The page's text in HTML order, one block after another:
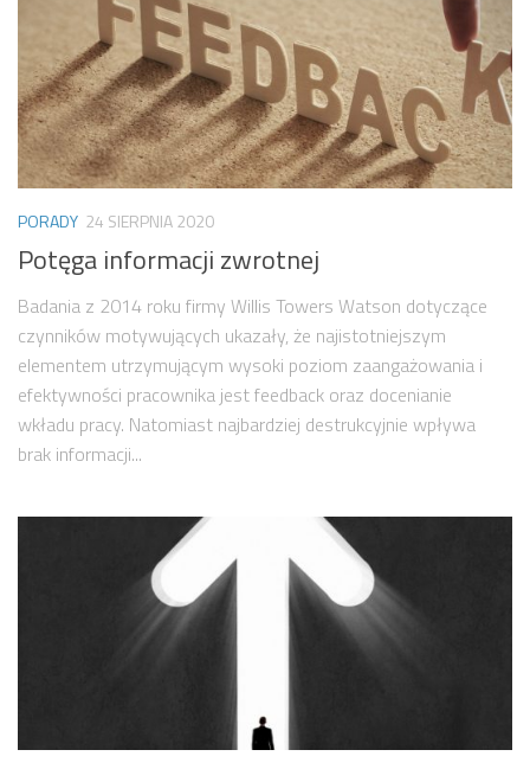
PORADY 24 SIERPNIA 2020
Potęga informacji zwrotnej
Badania z 2014 roku firmy Willis Towers Watson dotyczące
czynników motywujących ukazały, że najistotniejszym
elementem utrzymującym wysoki poziom zaangażowania i
efektywności pracownika jest feedback oraz docenianie
wkładu pracy. Natomiast najbardziej destrukcyjnie wpływa
brak informacji...